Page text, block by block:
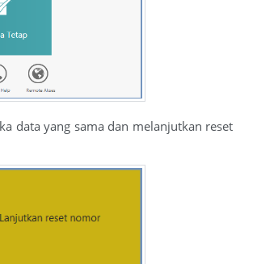
data yang sama dan melanjutkan reset